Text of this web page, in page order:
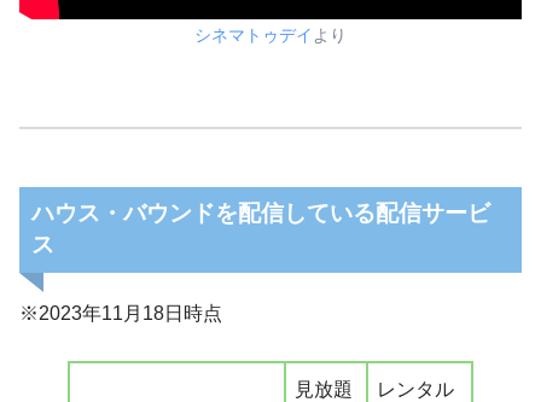
シネマトゥデイ より
ハウス・バウンドを配信している配信サービ
ス
※2023年11月18日時点
見放題 レンタル